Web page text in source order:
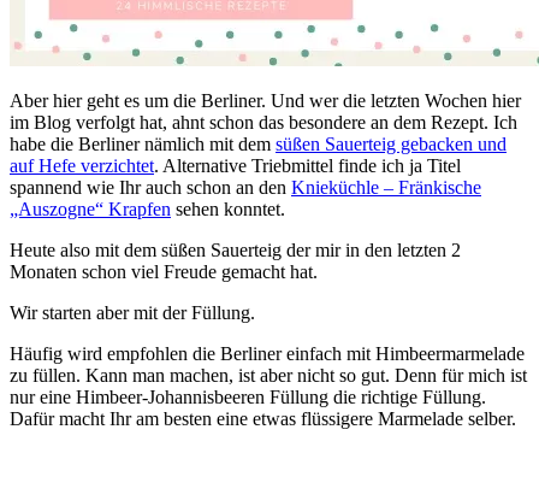
Aber hier geht es um die Berliner. Und wer die letzten Wochen hier
im Blog verfolgt hat, ahnt schon das besondere an dem Rezept. Ich
habe die Berliner nämlich mit dem süßen Sauerteig gebacken und
auf Hefe verzichtet. Alternative Triebmittel finde ich ja Titel
spannend wie Ihr auch schon an den Knieküchle – Fränkische
„Auszogne“ Krapfen sehen konntet.
Heute also mit dem süßen Sauerteig der mir in den letzten 2
Monaten schon viel Freude gemacht hat.
Wir starten aber mit der Füllung.
Häufig wird empfohlen die Berliner einfach mit Himbeermarmelade
zu füllen. Kann man machen, ist aber nicht so gut. Denn für mich ist
nur eine Himbeer-Johannisbeeren Füllung die richtige Füllung.
Dafür macht Ihr am besten eine etwas flüssigere Marmelade selber.